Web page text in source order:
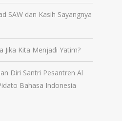
SAW dan Kasih Sayangnya
Jika Kita Menjadi Yatim?
Diri Santri Pesantren Al
Bahasa Indonesia